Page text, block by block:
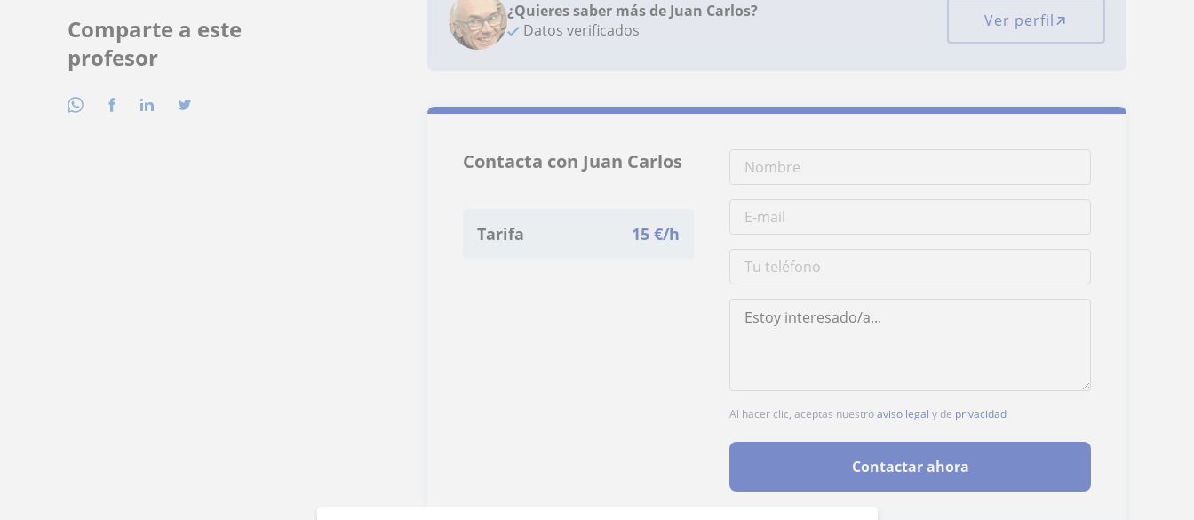
Comparte a este
profesor
¿Quieres saber más de Juan Carlos?
Datos verificados
Ver perfil
Contacta con Juan Carlos
Tarifa 15 €/h
Al hacer clic, aceptas nuestroaviso legal y de privacidad
Contactar ahora